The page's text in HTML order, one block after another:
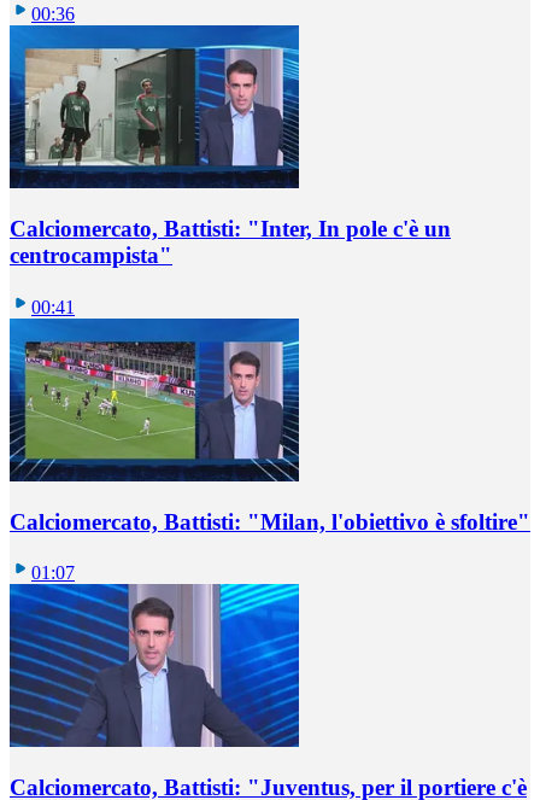
00:36
Calciomercato, Battisti: "Inter, In pole c'è un
centrocampista"
00:41
Calciomercato, Battisti: "Milan, l'obiettivo è sfoltire"
01:07
Calciomercato, Battisti: "Juventus, per il portiere c'è